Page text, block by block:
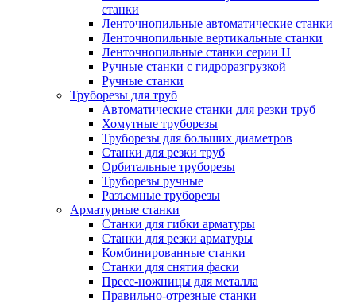
станки
Ленточнопильные автоматические станки
Ленточнопильные вертикальные станки
Ленточнопильные станки серии H
Ручные станки с гидроразгрузкой
Ручные станки
Труборезы для труб
Автоматические станки для резки труб
Хомутные труборезы
Труборезы для больших диаметров
Станки для резки труб
Орбитальные труборезы
Труборезы ручные
Разъемные труборезы
Арматурные станки
Станки для гибки арматуры
Станки для резки арматуры
Комбинированные станки
Станки для снятия фаски
Пресс-ножницы для металла
Правильно-отрезные станки